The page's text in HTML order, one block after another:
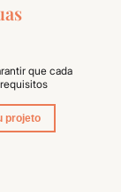
que cada
projeto